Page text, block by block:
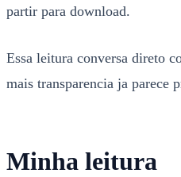
partir para download.
Essa leitura conversa direto
mais transparencia ja parece
Minha leitura